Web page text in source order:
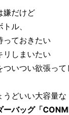
嫌だけど
ル、
っておきたい
リしまいたい
ついつい欲張って
うどいい大容量な
バッグ「